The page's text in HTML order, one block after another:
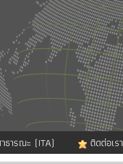
ธารณะ (ITA) ติดต่อเรา